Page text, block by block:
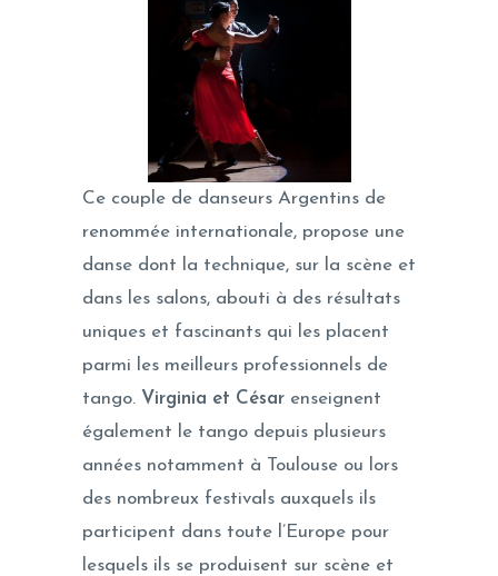
Ce couple de danseurs Argentins de
renommée internationale, propose une
danse dont la technique, sur la scène et
dans les salons, abouti à des résultats
uniques et fascinants qui les placent
parmi les meilleurs professionnels de
tango. Virginia et César enseignent
également le tango depuis plusieurs
années notamment à Toulouse ou lors
des nombreux festivals auxquels ils
participent dans toute l’Europe pour
lesquels ils se produisent sur scène et